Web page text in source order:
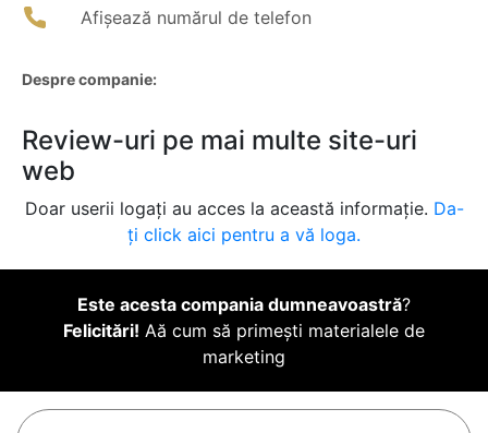
Afișează numărul de telefon
Despre companie:
Review-uri pe mai multe site-uri
web
Doar userii logați au acces la această informație. Da-
ți click aici pentru a vă loga.
Este acesta compania dumneavoastră?
Felicitări! Aă cum să primești materialele de
marketing